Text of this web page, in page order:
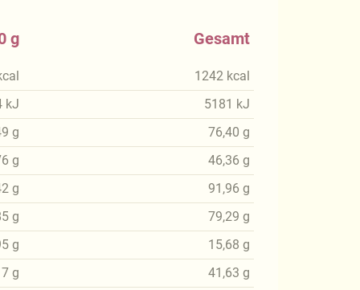
g
kJ
g
g
g
g
g
g
Gesamt
1242 kcal
5181 kJ
76,40 g
46,36 g
91,96 g
79,29 g
15,68 g
41,63 g